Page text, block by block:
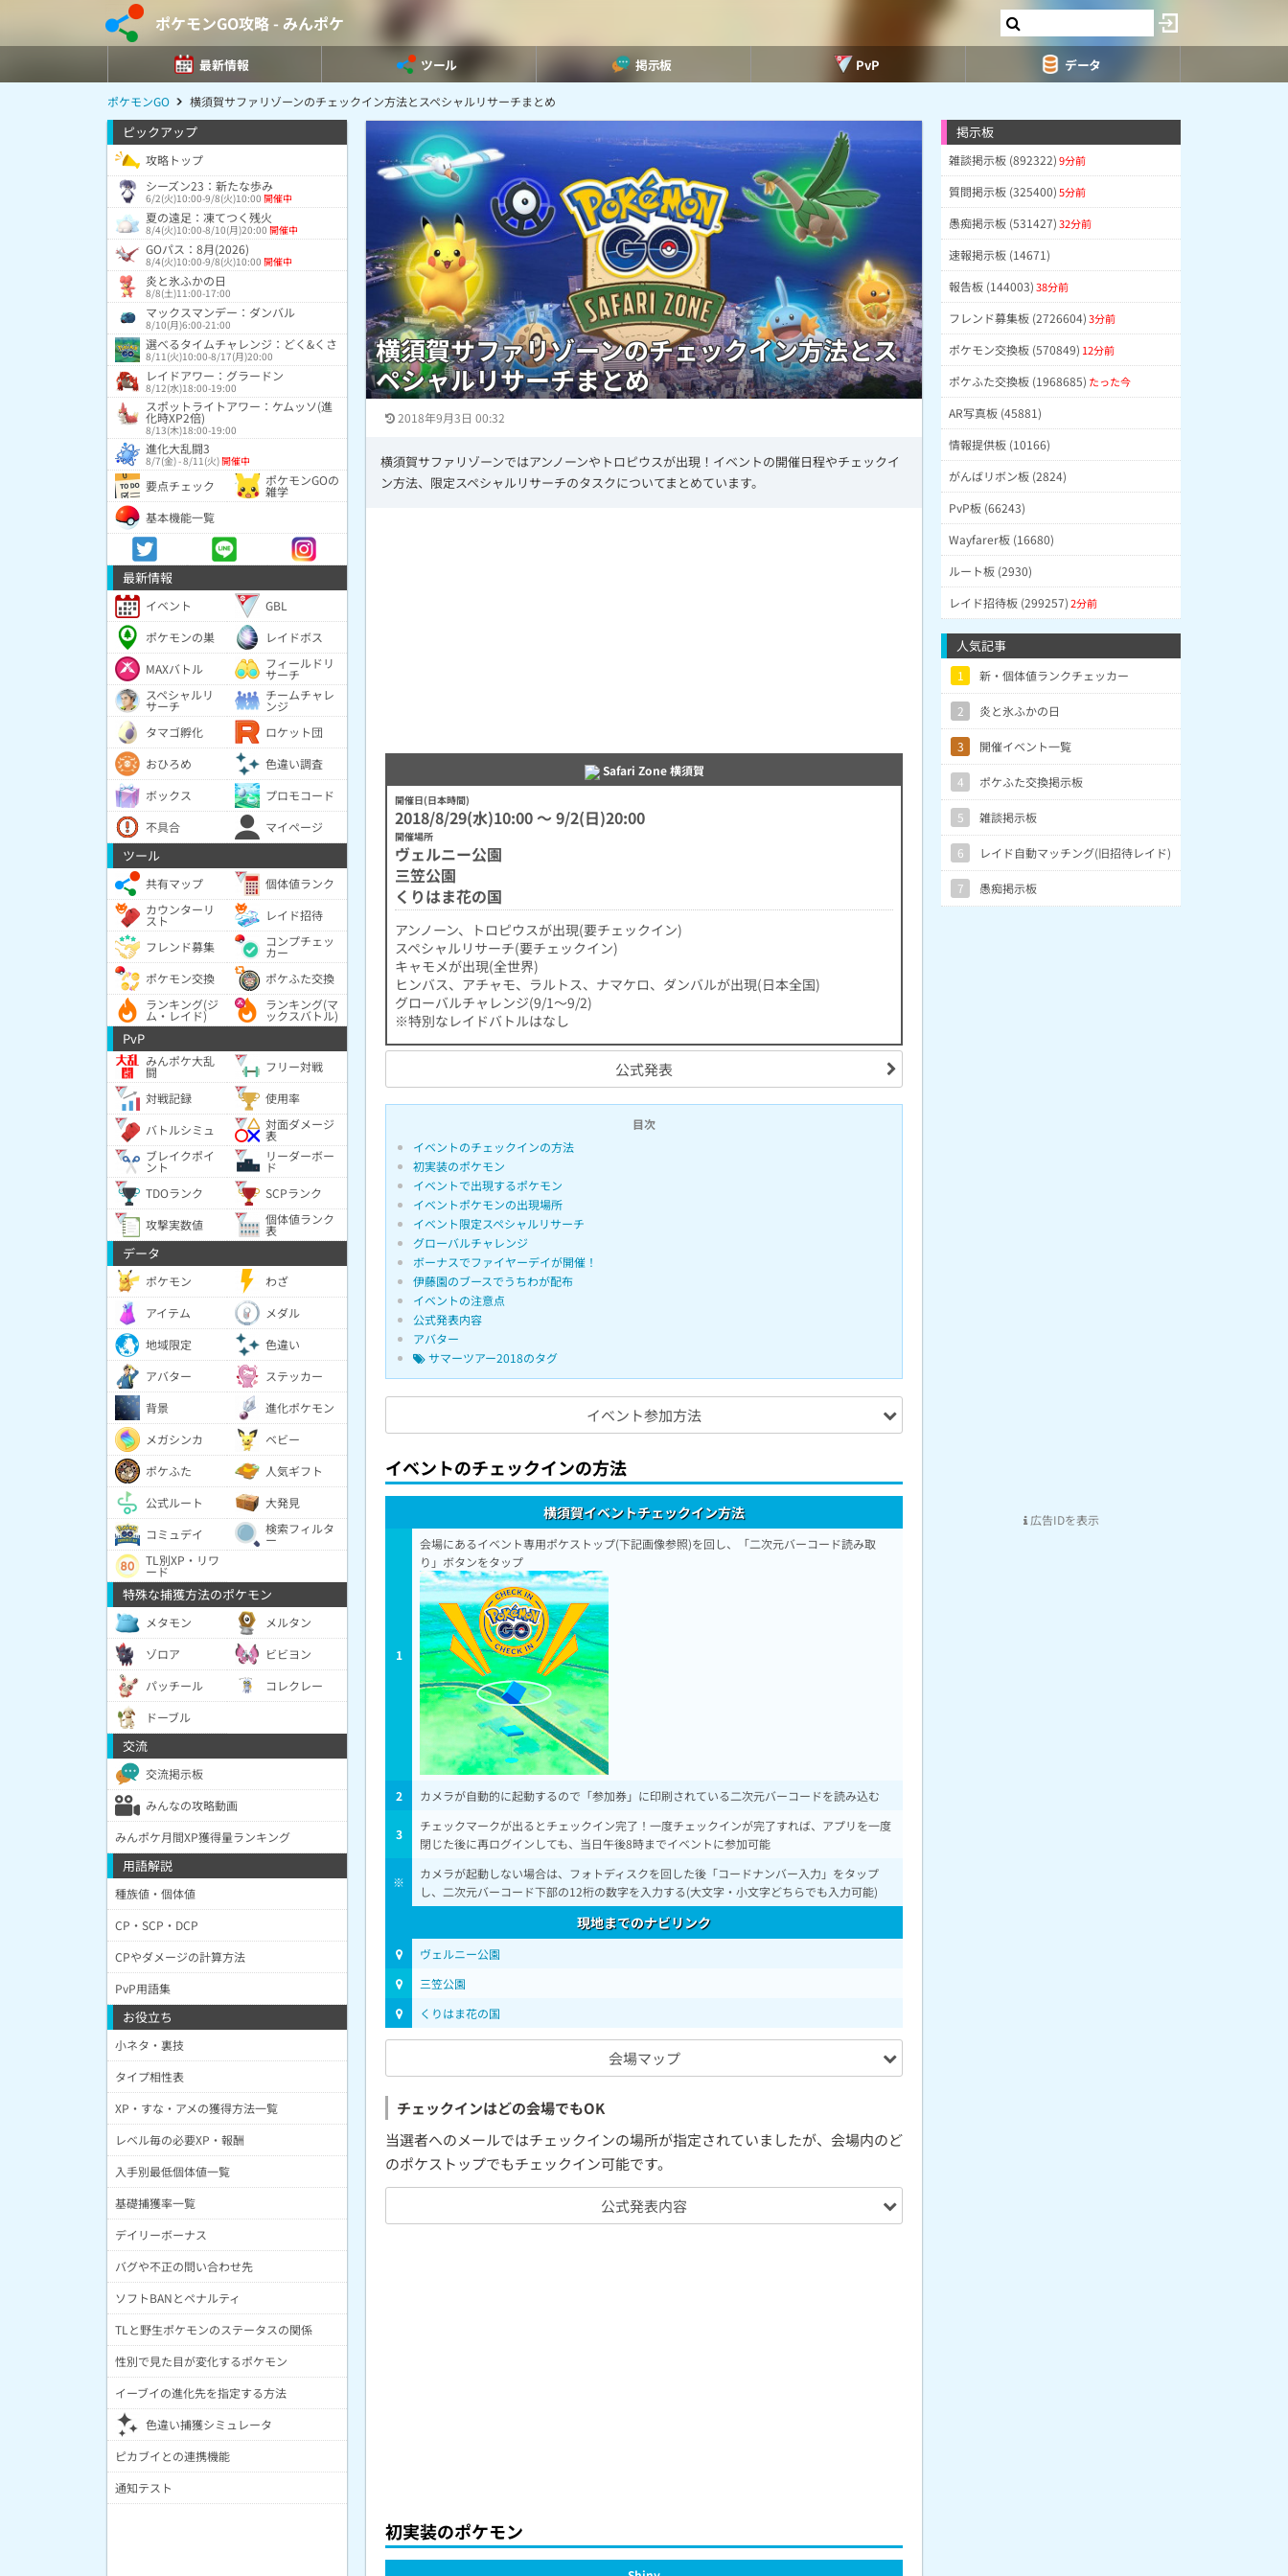
ポケモンGO攻略 - みんポケ
最新情報 ツール 掲示板 PvP データ
ポケモンGO 横須賀サファリゾーンのチェックイン方法とスペシャルリサーチまとめ
横須賀サファリゾーンのチェックイン方法とス
ペシャルリサーチまとめ
2018年9月3日 00:32
横須賀サファリゾーンではアンノーンやトロピウスが出現！イベントの開催日程やチェックイ
ン方法、限定スペシャルリサーチのタスクについてまとめています。
Safari Zone 横須賀
開催日(日本時間)
2018/8/29(水)10:00 〜 9/2(日)20:00
開催場所
ヴェルニー公園
三笠公園
くりはま花の国
アンノーン、トロピウスが出現(要チェックイン)
スペシャルリサーチ(要チェックイン)
キャモメが出現(全世界)
ヒンバス、アチャモ、ラルトス、ナマケロ、ダンバルが出現(日本全国)
グローバルチャレンジ(9/1～9/2)
※特別なレイドバトルはなし
公式発表
目次
イベントのチェックインの方法
初実装のポケモン
イベントで出現するポケモン
イベントポケモンの出現場所
イベント限定スペシャルリサーチ
グローバルチャレンジ
ボーナスでファイヤーデイが開催！
伊藤園のブースでうちわが配布
イベントの注意点
公式発表内容
アバター
サマーツアー2018のタグ
イベント参加方法
イベントのチェックインの方法
横須賀イベントチェックイン方法
1
会場にあるイベント専用ポケストップ(下記画像参照)を回し、「二次元バーコード読み取
り」ボタンをタップ
2 カメラが自動的に起動するので「参加券」に印刷されている二次元バーコードを読み込む
3
チェックマークが出るとチェックイン完了！一度チェックインが完了すれば、アプリを一度
閉じた後に再ログインしても、当日午後8時までイベントに参加可能
※
カメラが起動しない場合は、フォトディスクを回した後「コードナンバー入力」をタップ
し、二次元バーコード下部の12桁の数字を入力する(大文字・小文字どちらでも入力可能)
現地までのナビリンク
ヴェルニー公園
三笠公園
くりはま花の国
会場マップ
チェックインはどの会場でもOK
当選者へのメールではチェックインの場所が指定されていましたが、会場内のど
のポケストップでもチェックイン可能です。
公式発表内容
初実装のポケモン
ピックアップ
攻略トップ
シーズン23：新たな歩み
6/2(火)10:00-9/8(火)10:00 開催中
夏の遠足：凍てつく残火
8/4(火)10:00-8/10(月)20:00 開催中
GOパス：8月(2026)
8/4(火)10:00-9/8(火)10:00 開催中
炎と氷ふかの日
8/8(土)11:00-17:00
マックスマンデー：ダンバル
8/10(月)6:00-21:00
選べるタイムチャレンジ：どく&くさ
8/11(火)10:00-8/17(月)20:00
レイドアワー：グラードン
8/12(水)18:00-19:00
スポットライトアワー：ケムッソ(進
化時XP2倍)
8/13(木)18:00-19:00
進化大乱闘3
8/7(金) - 8/11(火)開催中
要点チェック ポケモンGOの
雑学
基本機能一覧
最新情報
イベント
GBL
ポケモンの巣
レイドボス
MAXバトル
フィールドリ
サーチ
スペシャルリ
サーチ
チームチャレ
ンジ
タマゴ孵化
ロケット団
おひろめ
色違い調査
ボックス
プロモコード
不具合
マイページ
ツール
共有マップ
個体値ランク
カウンターリ
スト
レイド招待
フレンド募集
コンプチェッ
カー
ポケモン交換
ポケふた交換
ランキング(ジ
ム・レイド)
ランキング(マ
ックスバトル)
PvP
みんポケ大乱
闘
フリー対戦
対戦記録
使用率
バトルシミュ
対面ダメージ
表
ブレイクポイ
ント
リーダーボー
ド
TDOランク
SCPランク
攻撃実数値
個体値ランク
表
データ
ポケモン
わざ
アイテム
メダル
地域限定
色違い
アバター
ステッカー
背景
進化ポケモン
メガシンカ
ベビー
ポケふた
人気ギフト
公式ルート
大発見
コミュデイ
検索フィルタ
ー
TL別XP・リワ
ード
特殊な捕獲方法のポケモン
メタモン
メルタン
ゾロア
ビビヨン
パッチール
コレクレー
ドーブル
交流
交流掲示板
みんなの攻略動画
みんポケ月間XP獲得量ランキング
用語解説
種族値・個体値
CP・SCP・DCP
CPやダメージの計算方法
PvP用語集
お役立ち
小ネタ・裏技
タイプ相性表
XP・すな・アメの獲得方法一覧
レベル毎の必要XP・報酬
入手別最低個体値一覧
基礎捕獲率一覧
デイリーボーナス
バグや不正の問い合わせ先
ソフトBANとペナルティ
TLと野生ポケモンのステータスの関係
性別で見た目が変化するポケモン
イーブイの進化先を指定する方法
色違い捕獲シミュレータ
ピカブイとの連携機能
通知テスト
掲示板
雑談掲示板 (892322)9分前
質問掲示板 (325400)5分前
愚痴掲示板 (531427)32分前
速報掲示板 (14671)
報告板 (144003)38分前
フレンド募集板 (2726604)3分前
ポケモン交換板 (570849) 12分前
ポケふた交換板 (1968685) たった今
AR写真板 (45881)
情報提供板 (10166)
がんばリボン板 (2824)
PvP板 (66243)
Wayfarer板 (16680)
ルート板 (2930)
レイド招待板 (299257)2分前
人気記事
1 新・個体値ランクチェッカー
2 炎と氷ふかの日
3 開催イベント一覧
4 ポケふた交換掲示板
5 雑談掲示板
6 レイド自動マッチング(旧招待レイド)
7 愚痴掲示板
広告IDを表示